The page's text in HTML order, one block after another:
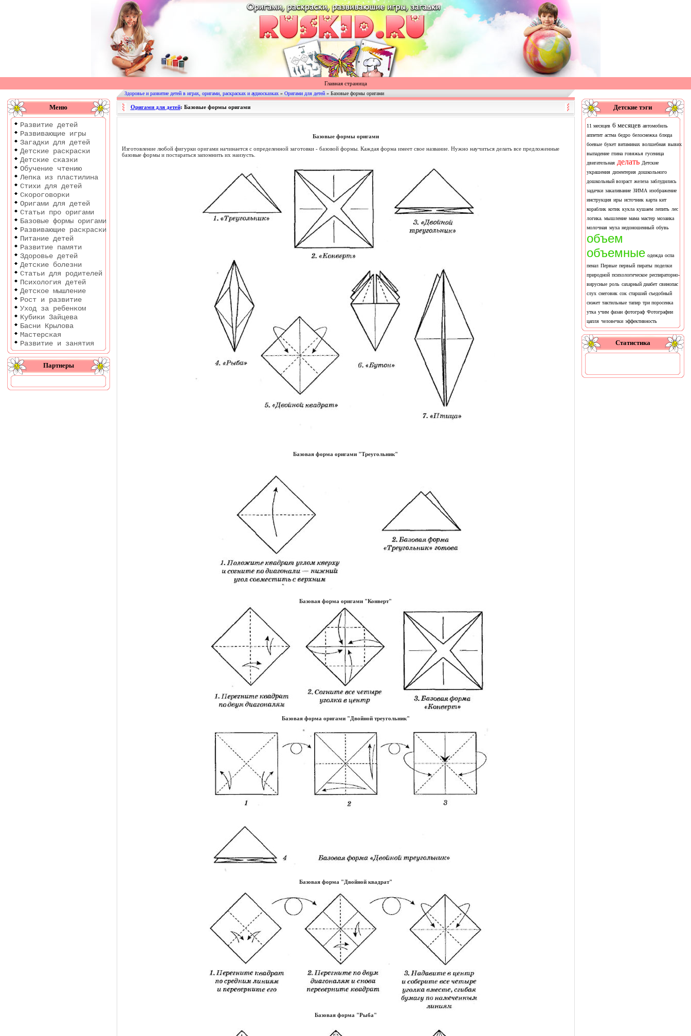
|
Раскраски
Развитие
детей
Главная страница
Меню
Развитие детей
Развивающие игры
Загадки для детей
Детские раскраски
Детские сказки
Обучение чтению
Лепка из пластилина
Стихи для детей
Скороговорки
Оригами для детей
Статьи про оригами
Базовые формы оригами
Развивающие раскраски
Питание детей
Развитие памяти
Здоровье детей
Детские болезни
Статьи для родителей
Психология детей
Детское мышление
Рост и развитие
Уход за ребенком
Кубики Зайцева
Басни Крылова
Мастерская
Развитие и занятия
Партнеры
Здоровье и развитие детей в играх, оригами, раскрасках и аудиосказках» Оригами для детей» Базовые формы оригами
Оригами для детей: Базовые формы оригами
Базовые формы оригами
Изготовление любой фигурки оригами начинается с определенной заготовки - базовой формы. Каждая форма имеет свое название. Нужно научиться делать все предложенные
базовые формы и постараться запомнить их наизусть.
Базовая форма оригами "Треугольник"
Базовая форма оригами "Конверт"
Базовая форма оригами "Двойной треугольник"
Базовая форма "Двойной квадрат"
Базовая форма "Рыба"
Детские тэги
11 месяцев 6 месяцев автомобиль
аппетит астма бедро белоснежка блюда
боевые букет витаминах волшебная вывих
выпадение глина говяжья гусеница
двигательная делать Детские
украшения дизентерия дошкольного
дошкольный возраст железа заблудились
задачки закаливание ЗИМА изображение
инструкция иры источник карта кит
кораблик котик кукла кушаем лепить лес
логика. мышление мама мастер мозаика
молочная муха недоношенный обувь
объем
объемные одежда оспа
пенал Первые первый пираты поделки
природной психологическое респираторно-
вирусные роль сахарный диабет свинопас
слух снеговик сок старший съедобный
сюжет тактильные тапир три поросенка
утка учим фазан фотограф Фотографии
цапля человечки эффективность
Статистика